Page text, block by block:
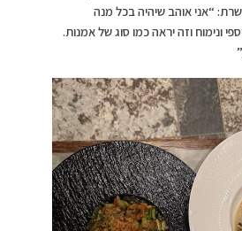
“אני אוהב שיהיה בכל מנה
ונימוח וזה יראה כמו סוג של אמנות.